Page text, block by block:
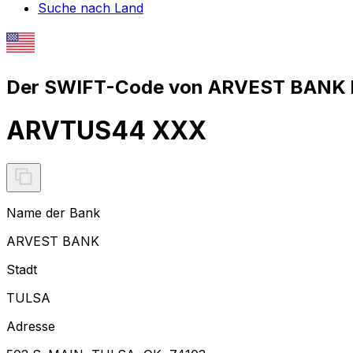
Suche nach Land
Der SWIFT-Code von ARVEST
ARVTUS44 XXX
Name der Bank
ARVEST BANK
Stadt
TULSA
Adresse